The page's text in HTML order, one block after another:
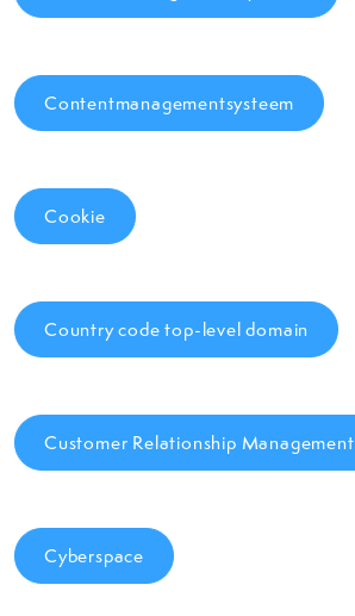
Contentmanagementsysteem
Cookie
Country code top-level domain
Customer Relationship Management
Cyberspace